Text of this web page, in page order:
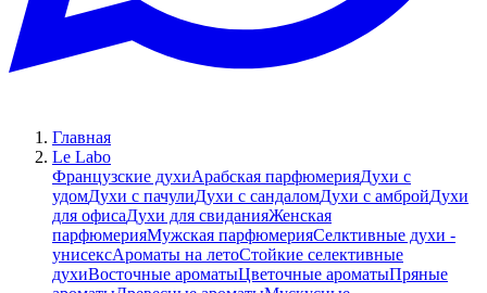
Главная
Le Labo
Французские духиАрабская парфюмерияДухи с
удомДухи с пачулиДухи с сандаломДухи с амбройДухи
для офисаДухи для свиданияЖенская
парфюмерияМужская парфюмерияСелктивные духи -
унисексАроматы на летоСтойкие селективные
духиВосточные ароматыЦветочные ароматыПряные